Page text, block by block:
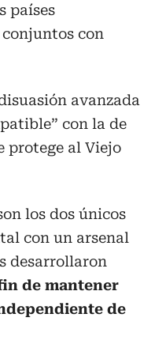
países
con
avanzada
con la de
protege al Viejo
los dos únicos
con un arsenal
desarrollaron
de mantener
de